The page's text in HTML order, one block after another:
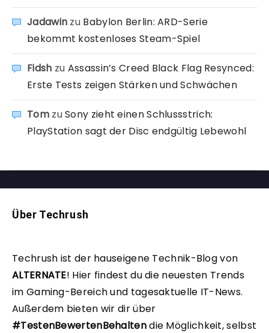
Jadawin zu Babylon Berlin: ARD-Serie
bekommt kostenloses Steam-Spiel
Fidsh zu Assassin’s Creed Black Flag Resynced:
Erste Tests zeigen Stärken und Schwächen
TomzuSony zieht einen Schlussstrich:
PlayStation sagt der Disc endgültig Lebewohl
Über Techrush
Techrush ist der hauseigene Technik-Blog von
ALTERNATE! Hier findest du die neuesten Trends
im Gaming-Bereich und tagesaktuelle IT-News.
Außerdem bieten wir dir über
#TestenBewertenBehaltendie Möglichkeit, selbst